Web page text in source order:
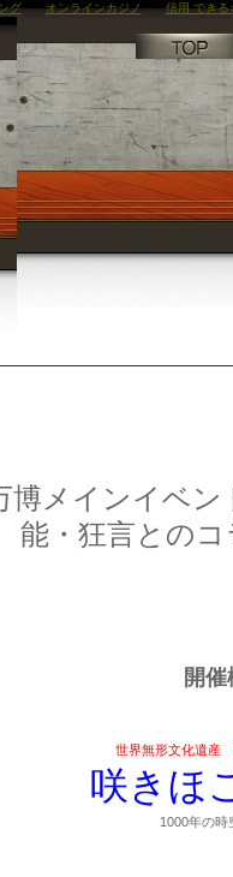
グ オンラインカジノ 信用 できる
メインイベン
能・狂言との
開
世界無形文化遺産
咲きほ
1000年の時